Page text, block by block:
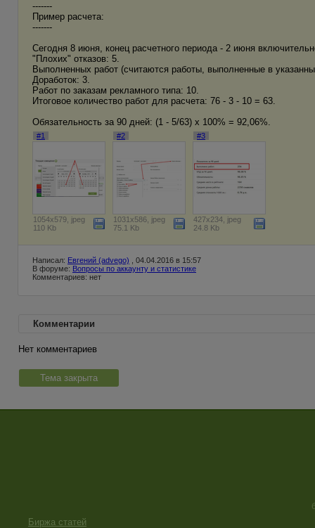
-------
Пример расчета:
-------
Сегодня 8 июня, конец расчетного периода - 2 июня
"Плохих" отказов: 5.
Выполненных работ (считаются работы, выполненные в
Доработок: 3.
Работ по заказам рекламного типа: 10.
Итоговое количество работ для расчета: 76 - 3 - 10 = 63.
Обязательность за 90 дней: (1 - 5/63) х 100% = 92,06%.
#1
1054x579, jpeg
110 Kb
#2
1031x586, jpeg
75.1 Kb
#3
427x234, jpeg
24.8 Kb
Написал: Евгений (advego) , 04.04.2016 в 15:57
В форуме: Вопросы по аккаунту и статистике
Комментариев: нет
Комментарии
Нет комментариев
Тема закрыта
Биржа статей